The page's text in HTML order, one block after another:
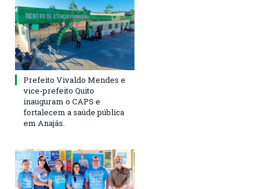
Prefeito Vivaldo Mendes e
vice-prefeito Quito
inauguram o CAPS e
fortalecem a saúde pública
em Anajás.